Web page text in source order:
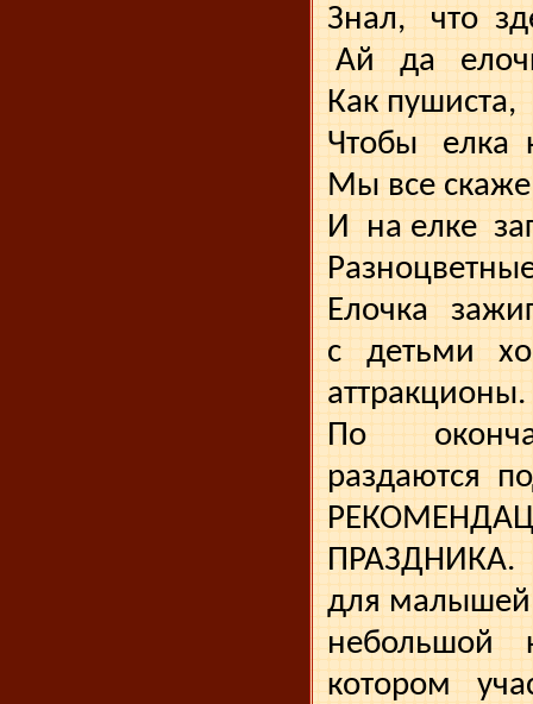
Знал,
что
Ай
да
Как пушиста,
Чтобы
елка
Мы все
И
на елке
Елочка
с
детьми
аттракционы.
По
раздаются
для малышей
небольшой
котором